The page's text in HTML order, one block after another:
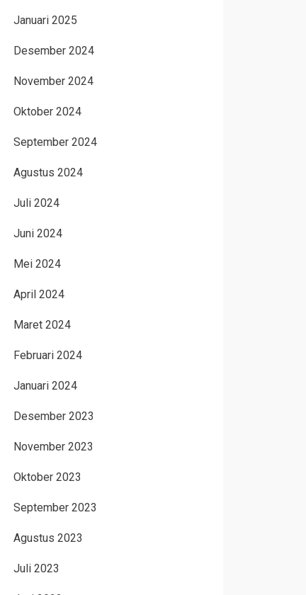
Januari 2025
Desember 2024
November 2024
Oktober 2024
September 2024
Agustus 2024
Juli 2024
Juni 2024
Mei 2024
April 2024
Maret 2024
Februari 2024
Januari 2024
Desember 2023
November 2023
Oktober 2023
September 2023
Agustus 2023
Juli 2023